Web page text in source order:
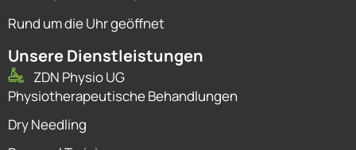
Rund um die Uhr geöffnet
Unsere Dienstleistungen
ZDN Physio UG
Physiotherapeutische Behandlungen
Dry Needling